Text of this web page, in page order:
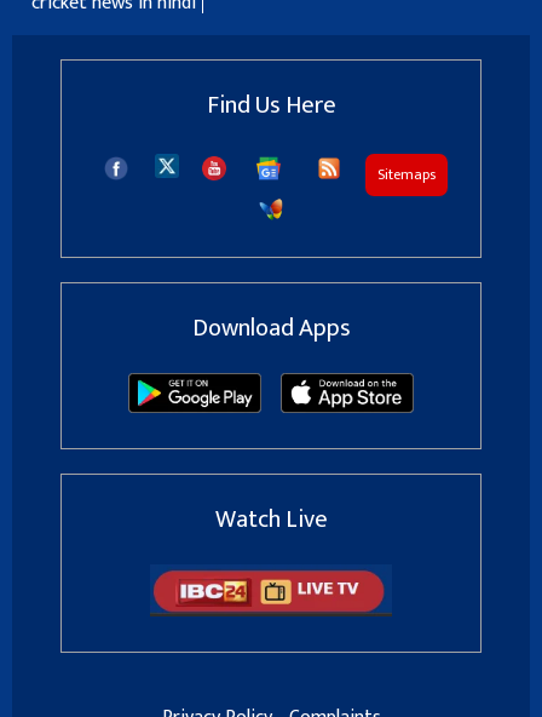
Find Us Here
Sitemaps
Download Apps
Watch Live